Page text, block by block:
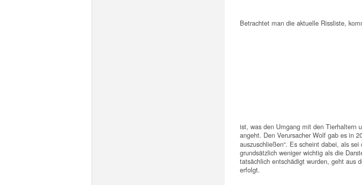
Betrachtet man die aktuelle Rissliste,
ist, was den Umgang mit den Tierhaltern
angeht. Den Verursacher Wolf gab es in
auszuschließen“. Es scheint dabei, als
grundsätzlich weniger wichtig als die
tatsächlich entschädigt wurden, geht aus
erfolgt.